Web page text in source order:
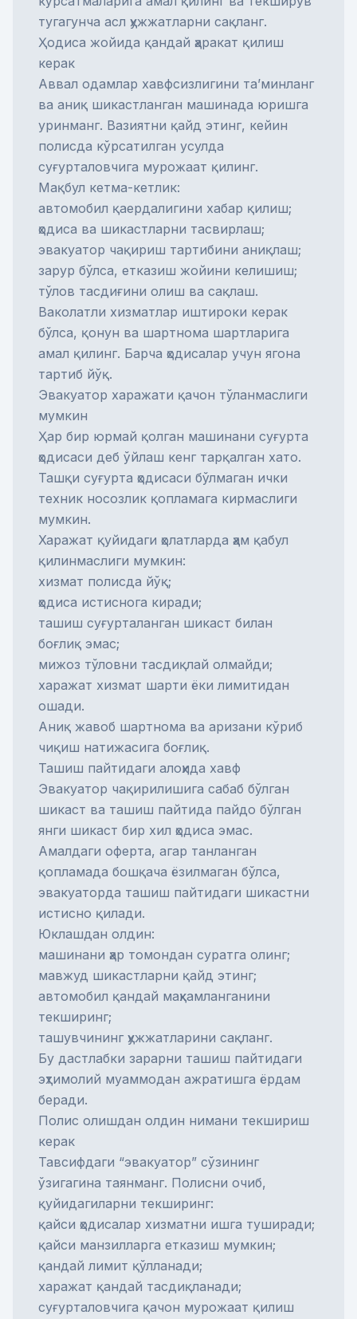
тугагунча асл ҳужжатларни сақланг.
Ҳодиса жойида қандай ҳаракат қилиш
керак
Аввал одамлар хавфсизлигини та’минланг
ва аниқ шикастланган машинада юришга
уринманг. Вазиятни қайд этинг, кейин
полисда кўрсатилган усулда
суғурталовчига мурожаат қилинг.
Мақбул кетма-кетлик:
автомобил қаердалигини хабар қилиш;
ҳодиса ва шикастларни тасвирлаш;
эвакуатор чақириш тартибини аниқлаш;
зарур бўлса, етказиш жойини келишиш;
тўлов тасдиғини олиш ва сақлаш.
Ваколатли хизматлар иштироки керак
бўлса, қонун ва шартнома шартларига
амал қилинг. Барча ҳодисалар учун ягона
тартиб йўқ.
Эвакуатор харажати қачон тўланмаслиги
мумкин
Ҳар бир юрмай қолган машинани суғурта
ҳодисаси деб ўйлаш кенг тарқалган хато.
Ташқи суғурта ҳодисаси бўлмаган ички
техник носозлик қопламага кирмаслиги
мумкин.
Харажат қуйидаги ҳолатларда ҳам қабул
қилинмаслиги мумкин:
хизмат полисда йўқ;
ҳодиса истиснога киради;
ташиш суғурталанган шикаст билан
боғлиқ эмас;
мижоз тўловни тасдиқлай олмайди;
харажат хизмат шарти ёки лимитидан
ошади.
Аниқ жавоб шартнома ва аризани кўриб
чиқиш натижасига боғлиқ.
Ташиш пайтидаги алоҳида хавф
Эвакуатор чақирилишига сабаб бўлган
шикаст ва ташиш пайтида пайдо бўлган
янги шикаст бир хил ҳодиса эмас.
Амалдаги оферта, агар танланган
қопламада бошқача ёзилмаган бўлса,
эвакуаторда ташиш пайтидаги шикастни
истисно қилади.
Юклашдан олдин:
машинани ҳар томондан суратга олинг;
мавжуд шикастларни қайд этинг;
автомобил қандай маҳкамланганини
текширинг;
ташувчининг ҳужжатларини сақланг.
Бу дастлабки зарарни ташиш пайтидаги
эҳтимолий муаммодан ажратишга ёрдам
беради.
Полис олишдан олдин нимани текшириш
керак
Тавсифдаги “эвакуатор” сўзининг
ўзигагина таянманг. Полисни очиб,
қуйидагиларни текширинг:
қайси ҳодисалар хизматни ишга туширади;
қайси манзилларга етказиш мумкин;
қандай лимит қўлланади;
харажат қандай тасдиқланади;
суғурталовчига қачон мурожаат қилиш